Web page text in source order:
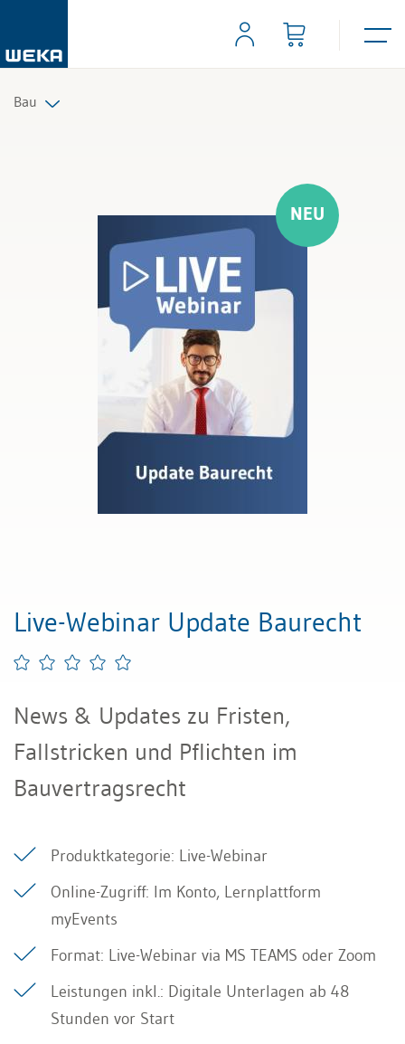
Bau
Live-Webinar Update Baurecht
News & Updates zu Fristen,
Fallstricken und Pflichten im
Bauvertragsrecht
Produktkategorie: Live-Webinar
Online-Zugriff: Im Konto, Lernplattform
myEvents
Format: Live-Webinar via MS TEAMS oder Zoom
Leistungen inkl.: Digitale Unterlagen ab 48
Stunden vor Start